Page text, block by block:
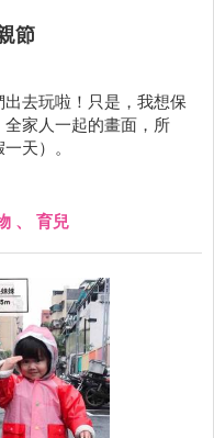
節
去玩啦！只是，我想保
家人一起的畫面，所
天）。
、 育兒